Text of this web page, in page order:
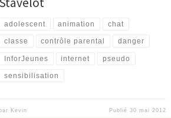
adolescent animation chat
classe contrôle parental danger
InforJeunes internet pseudo
sensibilisation
Kevin Publié 30 mai 2012